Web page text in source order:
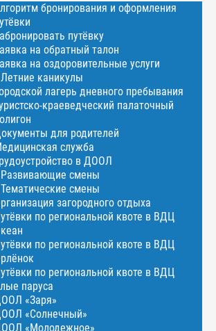
бронирования и оформления
путёвку
на обратный талон
на оздоровительные услуги
Летние каникулы
лагерь дневного пребывания
краеведческий палаточный
для родителей
служба
в ДООЛ
Развивающие смены
Тематические смены
загородного отдыха
по региональной квоте в ВДЦ
по региональной квоте в ВДЦ
по региональной квоте в ВДЦ
паруса
«Заря»
«Солнечный»
«Молодежное»